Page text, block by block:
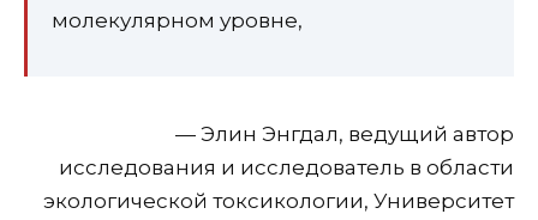
молекулярном уровне,
— Элин Энгдал, ведущий автор
исследования и исследователь в области
экологической токсикологии, Университет